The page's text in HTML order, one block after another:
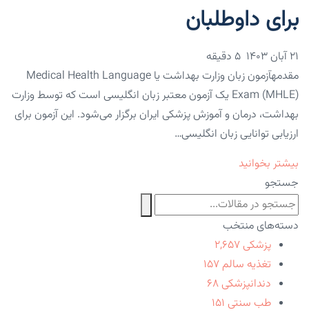
برای داوطلبان
۲۱ آبان ۱۴۰۳
مقدمهآزمون زبان وزارت بهداشت یا Medical Health Language
Exam (MHLE) یک آزمون معتبر زبان انگلیسی است که توسط وزارت
بهداشت، درمان و آموزش پزشکی ایران برگزار می‌شود. این آزمون برای
ارزیابی توانایی زبان انگلیسی…
بیشتر بخوانید
جستجو
دسته‌های منتخب
پزشکی ۲,۶۵۷
تغذیه سالم ۱۵۷
دندانپزشکی ۶۸
طب سنتی ۱۵۱